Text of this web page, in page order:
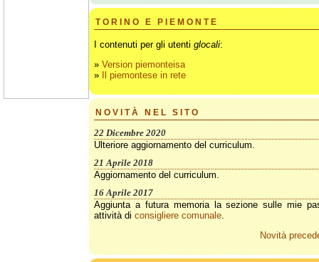
TORINO E PIEMONTE
I contenuti per gli utenti glocali:
» Version piemonteisa
»
Il piemontese in rete
NOVITÀ NEL SITO
22 Dicembre 2020
Ulteriore aggiornamento del curriculum.
21 Aprile 2018
Aggiornamento del curriculum.
16 Aprile 2017
Aggiunta a futura memoria la sezione sulle mie
attività di consigliere comunale.
Novità